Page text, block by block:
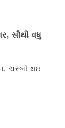
સૌથી વધુ